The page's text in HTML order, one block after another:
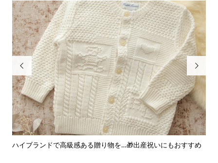

ハイブランドで高級感ある贈り物を…🎁出産祝いにもおすすめ
